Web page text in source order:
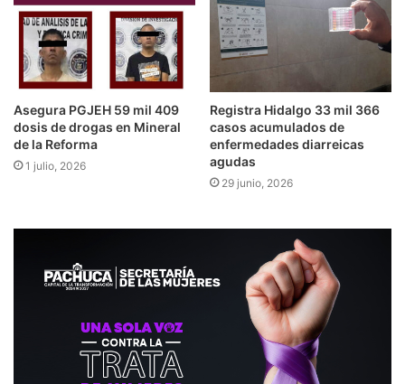
Asegura PGJEH 59 mil 409
dosis de drogas en Mineral
de la Reforma
1 julio, 2026
Registra Hidalgo 33 mil 366
casos acumulados de
enfermedades diarreicas
agudas
29 junio, 2026